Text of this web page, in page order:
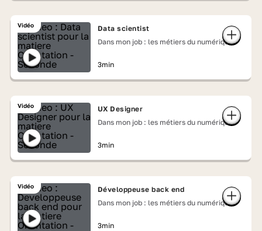
Vidéo
Data scientist
Dans mon job : les métiers du numérique
3min
Vidéo
UX Designer
Dans mon job : les métiers du numérique
3min
Vidéo
Développeuse back end
Dans mon job : les métiers du numérique
3min